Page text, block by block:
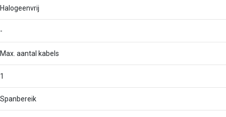
Halogeenvrij
-
Max. aantal kabels
1
Spanbereik